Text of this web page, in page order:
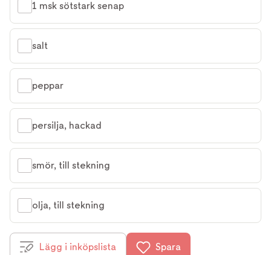
1 msk sötstark senap
salt
peppar
persilja, hackad
smör, till stekning
olja, till stekning
Lägg i inköpslista Spara